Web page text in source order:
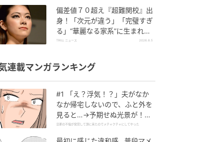
偏差値７０超え『超難関校』出
身！「次元が違う」「完璧すぎ
る」“華麗なる家系”に生まれた
【規格外の逸材】
TRILL ニュース 2026.8.5
連載マンガランキング
#1 「え？浮気！？」夫がなか
なか帰宅しないので、ふと外を
見ると…→予期せぬ光景が！｜
旦那の不倫が発覚して頭に来た
旦那の不倫が発覚して頭に来たのでメチャクチャにしてやった